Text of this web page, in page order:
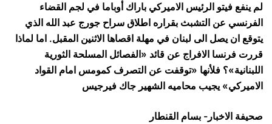
لم ينفع فيتو الرئيس الاميركي باراك أوباما في لجم القضاء
الفرنسي عن التشبث بقراره اطلاق سراح جورج عبد الله الذي
يتوقع ان يصل الى لبنان في مهلة اقصاها الاثنين المقبل. اما لماذا
قررت فرنسا الافراج عن قائد «الفصائل المسلحة الثورية
اللبنانية»؟ فلأنها «توقفت عن التصرف كمومس امام القواد
الاميركي» يجيب محاميه الشهير جاك فيرجيس
صحيفة الاخبار- بسام القنطار